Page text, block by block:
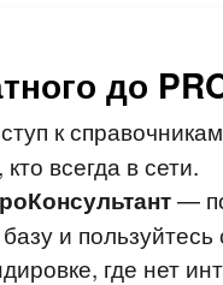
до
к
всегда в сети.
—
и пользуйтесь
где нет